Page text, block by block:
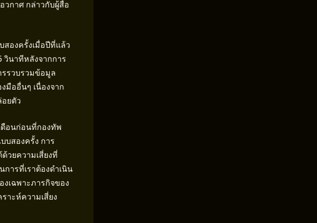
วกาศ กล่าวกับผู้สื่อ
สองครั้งเมื่อปีที่แล้ว
วินาทีหลังจากการ
รวบรวมข้อมูล
มืออื่นๆ เนื่องจาก
ยตัว
ดือนก่อนที่กองทัพ
บสองครั้ง การ
วยความเสี่ยงที่
ารที่เราต้องดำเนิน
งเฉพาะภารกิจของ
าะห์ความเสี่ยง